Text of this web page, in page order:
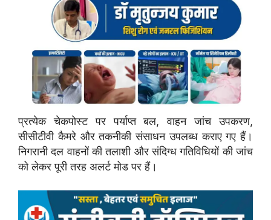
प्रत्येक चेकपोस्ट पर पर्याप्त बल, वाहन जांच उपकरण,
सीसीटीवी कैमरे और तकनीकी संसाधन उपलब्ध कराए गए हैं।
निगरानी दल वाहनों की तलाशी और संदिग्ध गतिविधियों की जांच
को लेकर पूरी तरह अलर्ट मोड पर हैं।